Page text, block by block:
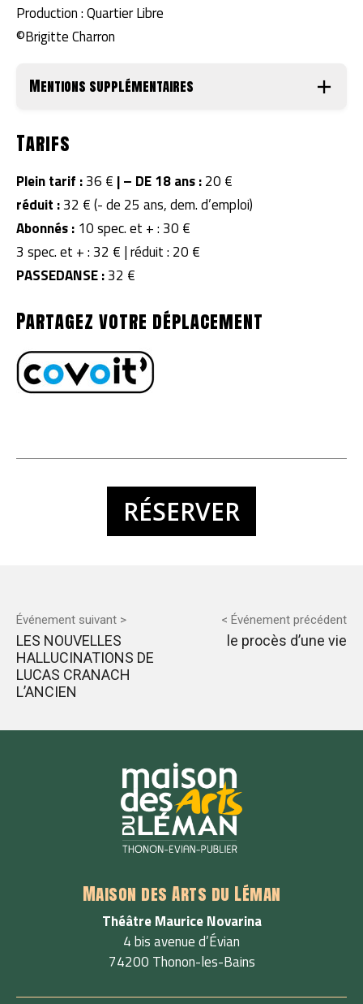
Production : Quartier Libre
©Brigitte Charron
Mentions supplémentaires
Tarifs
Plein tarif :36 € |– DE 18 ans :20 €
réduit :32 € (- de 25 ans, dem. d’emploi)
Abonnés : 10 spec. et + : 30 €
3 spec. et + : 32 € | réduit : 20 €
PASSEDANSE :32 €
Partagez votre déplacement
RÉSERVER
Événement suivant >
LES NOUVELLES
HALLUCINATIONS DE
LUCAS CRANACH
L’ANCIEN
< Événement précédent
le procès d’une vie
Maison des Arts du Léman
Théâtre Maurice Novarina
4 bis avenue d’Évian
74200 Thonon-les-Bains